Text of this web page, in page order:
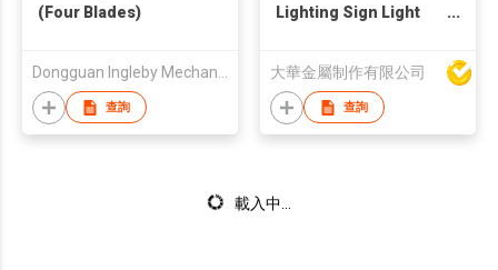
(Four Blades)
Dongguan Ingleby Mechanical Equipment Co., Ltd
查詢
Lighting Sign Light
大華金屬制作有限公司
查詢
載入中...